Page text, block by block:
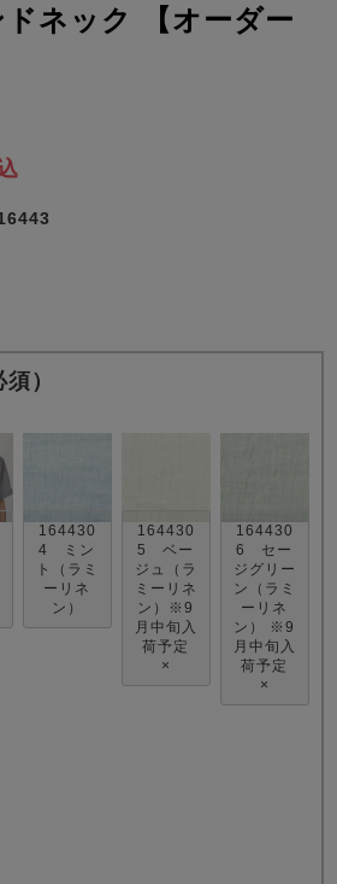
のパジャマ一覧はこちら
ズ半袖
ボーイズ前開
ボーイズかぶ
ズボ
- New Arrival -
ンのパジャマ一覧はこちら
ネック 【オーダー
）
164430
4 ミン
ト（ラミ
ーリネ
ン）
164430
5 ベー
ジュ（ラ
ミーリネ
ン）※9
月中旬入
荷予定
×
164430
6 セー
ジグリー
ン（ラミ
ーリネ
ン） ※9
月中旬入
荷予定
×